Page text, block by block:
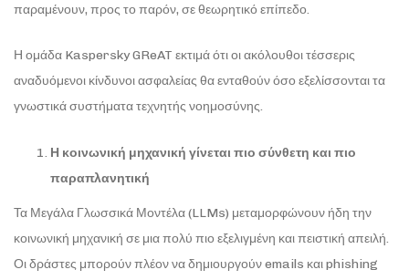
παραμένουν, προς το παρόν, σε θεωρητικό επίπεδο.
Η ομάδα Kaspersky GReAT εκτιμά ότι οι ακόλουθοι τέσσερις
αναδυόμενοι κίνδυνοι ασφαλείας θα ενταθούν όσο εξελίσσονται τα
γνωστικά συστήματα τεχνητής νοημοσύνης.
Η κοινωνική μηχανική γίνεται πιο σύνθετη και πιο
παραπλανητική
Τα Μεγάλα Γλωσσικά Μοντέλα (LLMs) μεταμορφώνουν ήδη την
κοινωνική μηχανική σε μια πολύ πιο εξελιγμένη και πειστική απειλή.
Οι δράστες μπορούν πλέον να δημιουργούν emails και phishing